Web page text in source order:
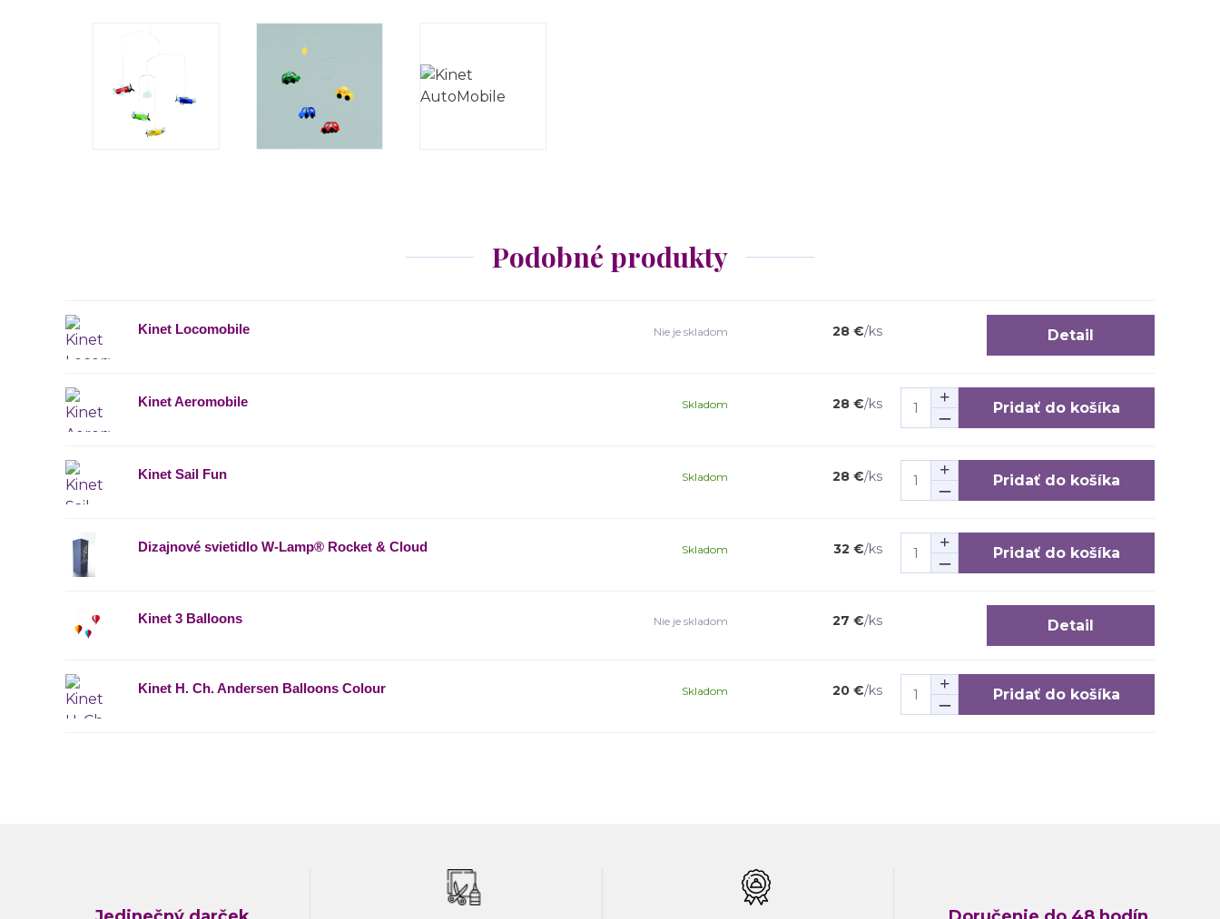
Podobné produkty
Kinet Locomobile 28 €/ks
Nie je skladom Detail
Kinet Aeromobile 28 €/ks
Skladom Pridať do košíka
Kinet Sail Fun 28 €/ks
Skladom Pridať do košíka
Dizajnové svietidlo W-Lamp® Rocket & Cloud 32 €/ks
Skladom Pridať do košíka
Kinet 3 Balloons 27 €/ks
Nie je skladom Detail
Kinet H. Ch. Andersen Balloons Colour 20 €/ks
Skladom Pridať do košíka